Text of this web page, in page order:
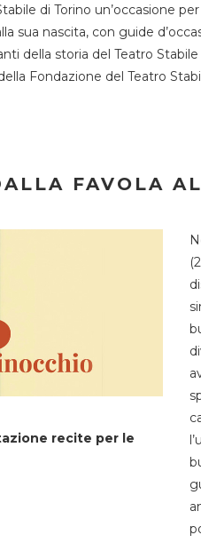
di Torino un’occasione
sua nascita, con guide
della storia del Teatro
Fondazione del Teatro
FAVOLA
recite per le